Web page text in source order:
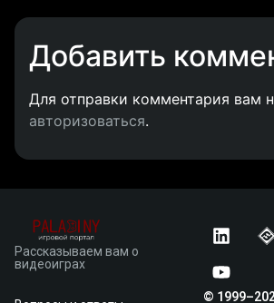
Добавить
Для отправки комментария вам
авторизоваться.
Рассказываем вам о
видеоиграх
©